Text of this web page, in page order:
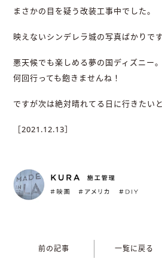
まさかの目を疑う改装工事中でした。
映えないシンデレラ城の写真ばかりで
悪天候でも楽しめる夢の国ディズニー。
何回行っても飽きませんね！
ですが次は絶対晴れてる日に行きたい
［2021.12.13］
前の記事 一覧に戻る